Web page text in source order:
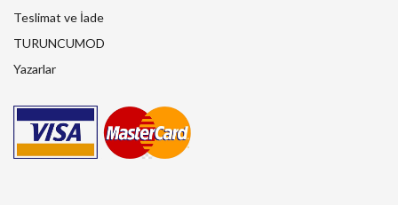
Teslimat ve İade
TURUNCUMOD
Yazarlar